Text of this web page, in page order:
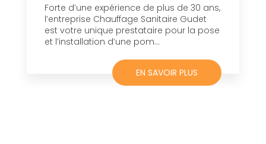
Forte d’une expérience de plus de 30 ans,
l’entreprise Chauffage Sanitaire Gudet
est votre unique prestataire pour la pose
et l’installation d’une pom...
EN SAVOIR PLUS